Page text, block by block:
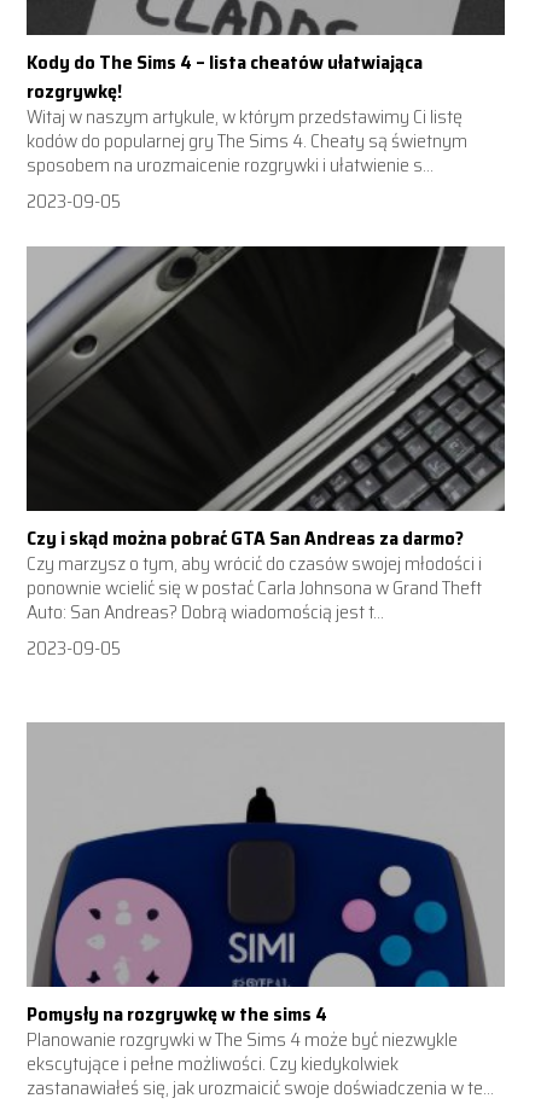
Kody do The Sims 4 – lista cheatów ułatwiająca
rozgrywkę!
Witaj w naszym artykule, w którym przedstawimy Ci listę
kodów do popularnej gry The Sims 4. Cheaty są świetnym
sposobem na urozmaicenie rozgrywki i ułatwienie s...
2023-09-05
Czy i skąd można pobrać GTA San Andreas za darmo?
Czy marzysz o tym, aby wrócić do czasów swojej młodości i
ponownie wcielić się w postać Carla Johnsona w Grand Theft
Auto: San Andreas? Dobrą wiadomością jest t...
2023-09-05
Pomysły na rozgrywkę w the sims 4
Planowanie rozgrywki w The Sims 4 może być niezwykle
ekscytujące i pełne możliwości. Czy kiedykolwiek
zastanawiałeś się, jak urozmaicić swoje doświadczenia w te...